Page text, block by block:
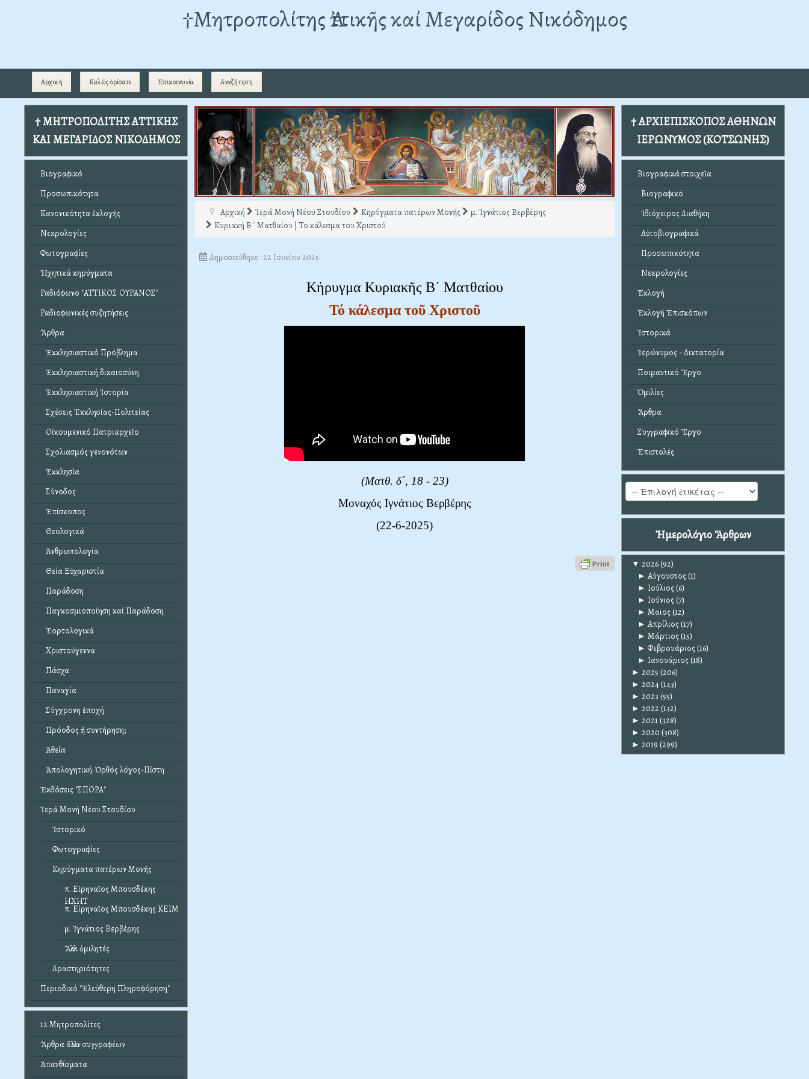
†Mητροπολίτης Ἀττικῆς καί Μεγαρίδος Νικόδημος
Αρχική Καλῶς ὁρίσατε Ἐπικοινωνία Αναζήτηση
† ΜΗΤΡΟΠΟΛΙΤΗΣ ΑΤΤΙΚΗΣ
ΚΑΙ ΜΕΓΑΡΙΔΟΣ ΝΙΚΟΔΗΜΟΣ
Βιογραφικό
Προσωπικότητα
Κανονικότητα ἐκλογῆς
Νεκρολογίες
Φωτογραφίες
Ἠχητικά κηρύγματα
Ραδιόφωνο "ΑΤΤΙΚΟΣ ΟΥΡΑΝΟΣ"
Ραδιοφωνικές συζητήσεις
Ἄρθρα
Ἐκκλησιαστικό Πρόβλημα
Ἐκκλησιαστική δικαιοσύνη
Ἐκκλησιαστική Ἱστορία
Σχέσεις Ἐκκλησίας-Πολιτείας
Οἰκουμενικό Πατριαρχεῖο
Σχολιασμός γενονότων
Ἐκκλησία
Σύνοδος
Ἐπίσκοπος
Θεολογικά
Ἀνθρωπολογία
Θεία Εὐχαριστία
Παράδοση
Παγκοσμιοποίηση καί Παράδοση
Ἑορτολογικά
Χριστούγεννα
Πάσχα
Παναγία
Σύγχρονη ἐποχή
Πρόοδος ἤ συντήρηση;
Ἀθεΐα
Ἀπολογητική: Ὀρθός λόγος-Πίστη
Ἐκδόσεις "ΣΠΟΡΑ"
Ἱερά Μονή Νέου Στουδίου
Ἱστορικό
Φωτογραφίες
Κηρύγματα πατέρων Μονῆς
π. Εἰρηναῖος Μπουσδέκης
ΗΧΗΤ
π. Εἰρηναῖος Μπουσδέκης ΚΕΙΜ
μ. Ἰγνάτιος Βερβέρης
Ἄλλοι ὁμιλητές
Δραστηριότητες
Περιοδικό "Ἐλεύθερη Πληροφόρηση"
12 Μητροπολίτες
Ἄρθρα ἄλλων συγγραφέων
Ἀπανθίσματα
Αρχική Ἱερά Μονή Νέου Στουδίου Κηρύγματα πατέρων Μονῆς
μ. Ἰγνάτιος Βερβέρης
Κυριακή Β΄ Ματθαίου | Το κάλεσμα του Χριστού
Δημοσιεύθηκε : 22 Ιουνίου 2025
Κήρυγμα Κυριακῆς Β΄ Ματθαίου
Τό κάλεσμα τοῦ Χριστοῦ
(Ματθ. δ΄, 18 - 23)
Μοναχός Ιγνάτιος Βερβέρης
(22-6-2025)
† ΑΡΧΙΕΠΙΣΚΟΠΟΣ ΑΘΗΝΩΝ
ΙΕΡΩΝΥΜΟΣ (ΚΟΤΣΩΝΗΣ)
Βιογραφικά στοιχεῖα
Βιογραφικό
Ἰδιόχειρος Διαθήκη
Αὐτοβιογραφικά
Προσωπικότητα
Νεκρολογίες
Ἐκλογή
Ἐκλογή Ἐπισκόπων
Ἱστορικά
Ἱερώνυμος - Δικτατορία
Ποιμαντικό Ἔργο
Ὁμιλίες
Ἄρθρα
Συγγραφικό Ἔργο
Ἐπιστολές
Ἡμερολόγιο Ἄρθρων
▼ 2026(92)
► Αύγουστος (1)
► Ιούλιος (6)
► Ιούνιος (7)
► Μαϊος (12)
► Απρίλιος (17)
► Μάρτιος (15)
► Φεβρουάριος (16)
► Ιανουάριος (18)
► 2025 (206)
► 2024(143)
► 2023 (55)
► 2022(132)
► 2021(328)
► 2020 (308)
► 2019 (299)